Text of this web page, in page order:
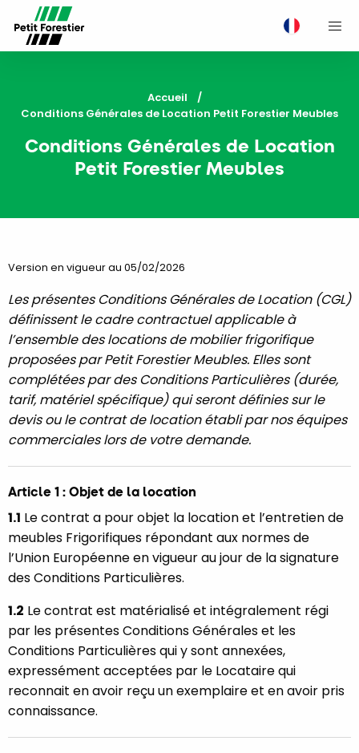
Accueil
Current:
Conditions Générales de Location Petit Forestier Meubles
Conditions Générales de Location
Petit Forestier Meubles
Version en vigueur au 05/02/2026
Les présentes Conditions Générales de Location (CGL)
définissent le cadre contractuel applicable à
l’ensemble des locations de mobilier frigorifique
proposées par Petit Forestier Meubles. Elles sont
complétées par des Conditions Particulières (durée,
tarif, matériel spécifique) qui seront définies sur le
devis ou le contrat de location établi par nos équipes
commerciales lors de votre demande.
Article 1 : Objet de la location
1.1 Le contrat a pour objet la location et l’entretien de
meubles Frigorifiques répondant aux normes de
l’Union Européenne en vigueur au jour de la signature
des Conditions Particulières.
1.2 Le contrat est matérialisé et intégralement régi
par les présentes Conditions Générales et les
Conditions Particulières qui y sont annexées,
expressément acceptées par le Locataire qui
reconnait en avoir reçu un exemplaire et en avoir pris
connaissance.